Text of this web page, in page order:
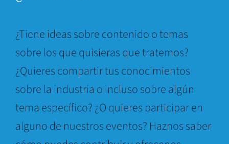
¿Tiene ideas sobre contenido o temas
sobre los que quisieras que tratemos?
¿Quieres compartir tus conocimientos
sobre la industria o incluso sobre algún
tema específico? ¿O quieres participar en
alguno de nuestros eventos? Haznos saber